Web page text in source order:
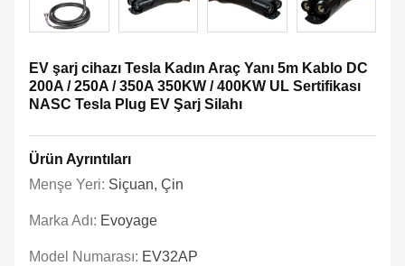
EV şarj cihazı Tesla Kadın Araç Yanı 5m Kablo DC
200A / 250A / 350A 350KW / 400KW UL Sertifikası
NASC Tesla Plug EV Şarj Silahı
Ürün Ayrıntıları
Menşe Yeri: Siçuan, Çin
Marka Adı: Evoyage
Model Numarası: EV32AP